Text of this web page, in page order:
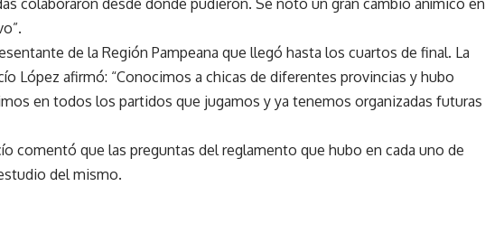
de la Región Pampeana que llegó hasta los cuartos de final. La
López afirmó: “Conocimos a chicas de diferentes provincias y hubo
en todos los partidos que jugamos y ya tenemos organizadas futuras
comentó que las preguntas del reglamento que hubo en cada uno de
del mismo.